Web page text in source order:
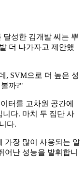
달성한 김개발 씨는 뿌
더 나가자고 제안했
, SVM으로 더 높은 성
까?"
터를 고차원 공간에
다. 마치 두 집단 사
다.
가장 많이 사용되는 알
어난 성능을 발휘합니